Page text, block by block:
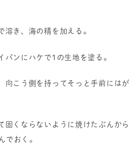
溶き、海の精を加える。
パンにハケで1の生地を塗る。
向こう側を持ってそっと手前にはが
固くならないように焼けたぶんから
でおく。